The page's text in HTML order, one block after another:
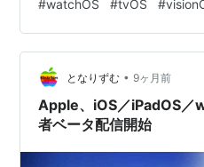
は“マラソン方式”で考える
は少し待つ どうも、となり
月5日（水）、26.1正式版の
始ま…
#watchOS #tvOS #
となりずむ • 9ヶ月前
Apple、iOS／iPadOS／
者ベータ配信開始